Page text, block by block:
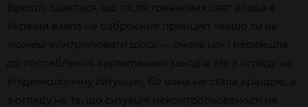
Врешті, здається, що після травневих свят влада в
України взяла на озброєння принцип
«якщо ти не
можеш контролювати щось — очоль це»
і перейшла
до послаблення карантинних заходів. Не з огляду на
епідеміологічну ситуацію, бо вона не стала кращою, а
з огляду на те, що ситуація неконтрольованості не